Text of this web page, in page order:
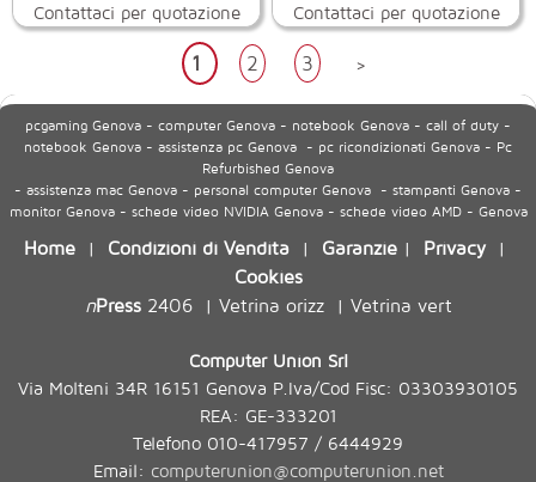
Contattaci per quotazione
Contattaci per quotazione
1 2 3 >
pcgaming Genova - computer Genova - notebook Genova - call of duty -
notebook Genova - assistenza pc Genova - pc ricondizionati Genova - Pc
Refurbished Genova
- assistenza mac Genova - personal computer Genova - stampanti Genova -
monitor Genova - schede video NVIDIA Genova - schede video AMD - Genova
Home | Condizioni di Vendita | Garanzie | Privacy|
Cookies
nPress2406| Vetrina orizz| Vetrina vert
Computer Union Srl
Via Molteni 34R 16151 Genova P.Iva/Cod Fisc: 03303930105
REA: GE-333201
Telefono 010-417957 / 6444929
Email: computerunion@computerunion.net